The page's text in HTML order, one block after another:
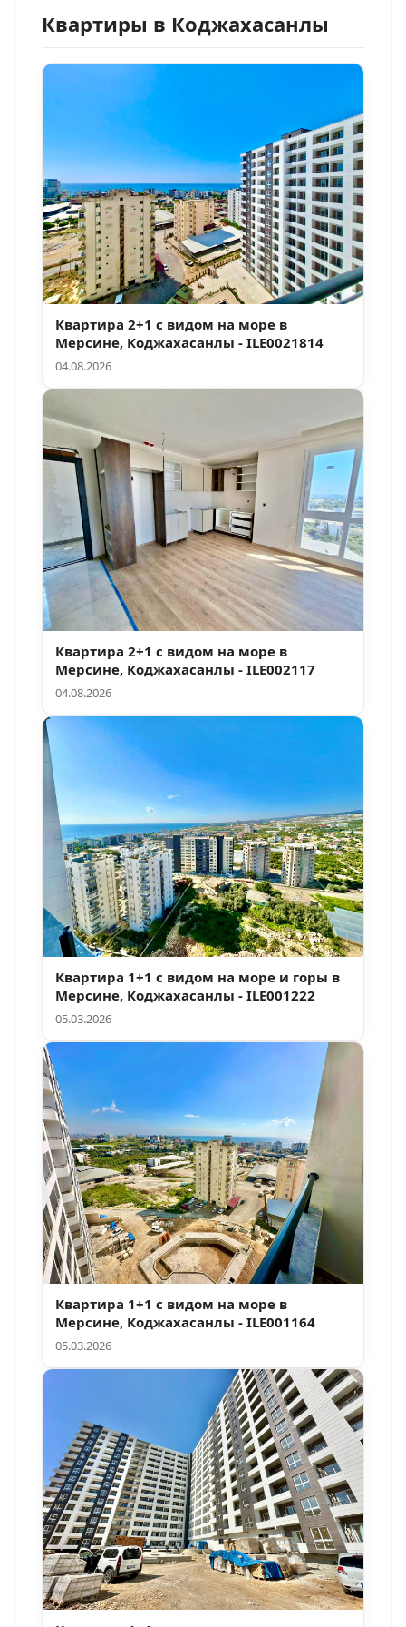
Квартиры в Коджахасанлы
Квартира 2+1 с видом на море в
Мерсине, Коджахасанлы - ILE0021814
04.08.2026
Квартира 2+1 с видом на море в
Мерсине, Коджахасанлы - ILE002117
04.08.2026
Квартира 1+1 с видом на море и горы в
Мерсине, Коджахасанлы - ILE001222
05.03.2026
Квартира 1+1 с видом на море в
Мерсине, Коджахасанлы - ILE001164
05.03.2026